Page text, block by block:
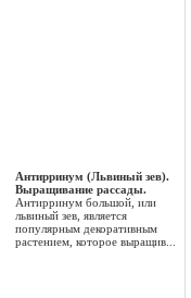
Антирринум (Львиный зев).
Выращивание рассады.
Антирринум большой, или
львиный зев, является
популярным декоративным
растением, которое выращив...